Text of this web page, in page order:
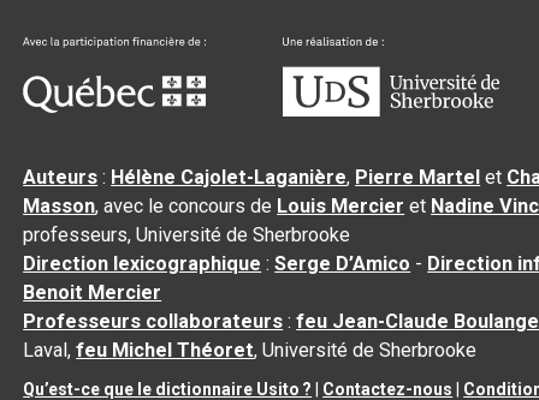
Auteurs : Hélène Cajolet-Laganière, Pierre Martel et
Masson, avec le concours de Louis Mercier et Nadine
professeurs, Université de Sherbrooke
Direction lexicographique :Serge D’Amico - Direction
Benoit Mercier
Professeurs collaborateurs :feu Jean-Claude
Laval,feu Michel Théoret, Université de Sherbrooke
Qu’est-ce que le dictionnaire Usito ? | Contactez-nous |